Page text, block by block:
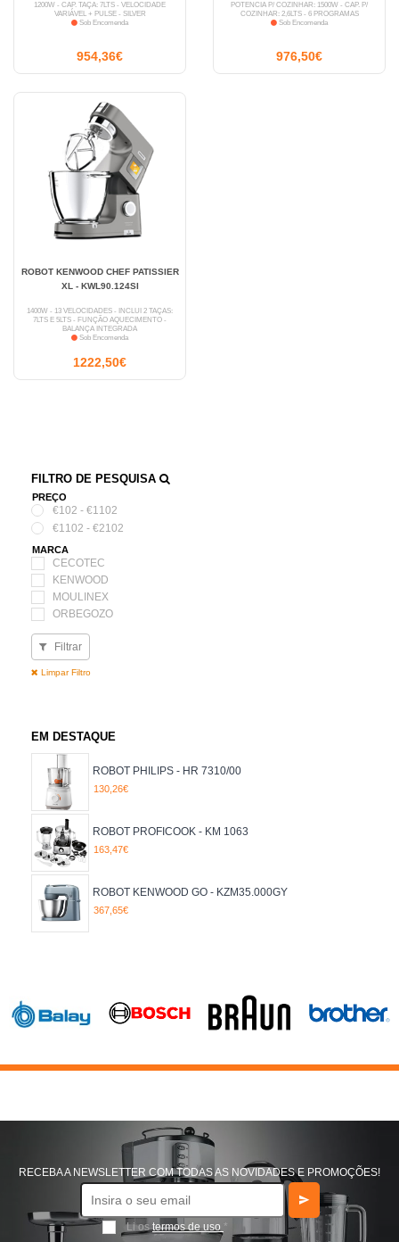
FILTRO DE PESQUISA
PREÇO
€102 - €1102
€1102 - €2102
MARCA
CECOTEC
KENWOOD
MOULINEX
ORBEGOZO
PHILIPS
PROFICOOCK
Filtrar
Limpar Filtro
EM DESTAQUE
ROBOT PHILIPS - HR 7310/00
130,26€
ROBOT PROFICOOK - KM 1063
163,47€
ROBOT KENWOOD GO - KZM35.000GY
367,65€
1200W - CAP. TAÇA: 7LTS - VELOCIDADE
VARIÁVEL + PULSE - SILVER
Sob Encomenda
954,36€
POTÊNCIA P/ COZINHAR: 1500W - CAP. P/
COZINHAR: 2,6LTS - 6 PROGRAMAS
Sob Encomenda
976,50€
ROBOT KENWOOD CHEF PATISSIER
XL - KWL90.124SI
1400W - 13 VELOCIDADES - INCLUI 2 TAÇAS:
7LTS E 5LTS - FUNÇÃO AQUECIMENTO -
BALANÇA INTEGRADA
Sob Encomenda
1222,50€
RECEBA A NEWSLETTER COM TODAS AS NOVIDADES E PROMOÇÕES!
Li ostermos de uso *